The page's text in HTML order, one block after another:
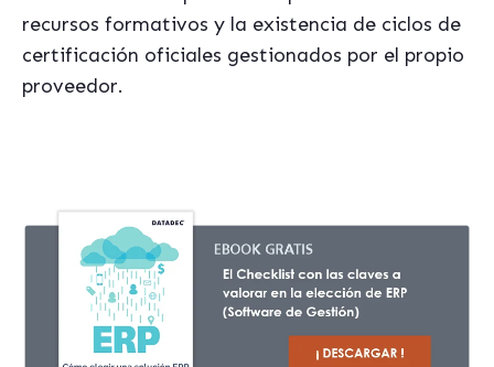
recursos formativos y la existencia de ciclos de
certificación oficiales gestionados por el propio
proveedor.